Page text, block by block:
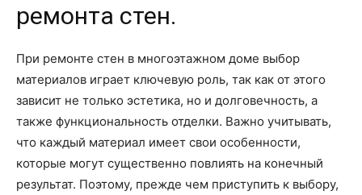
ремонта стен.
При ремонте стен в многоэтажном доме выбор
материалов играет ключевую роль, так как от этого
зависит не только эстетика, но и долговечность, а
также функциональность отделки. Важно учитывать,
что каждый материал имеет свои особенности,
которые могут существенно повлиять на конечный
результат. Поэтому, прежде чем приступить к выбору,